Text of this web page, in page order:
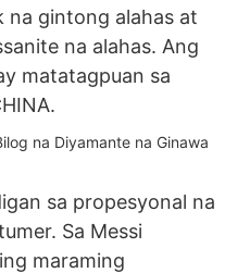
na gintong alahas at
na alahas. Ang
matatagpuan sa
sa propesyonal na
Sa Messi
maraming